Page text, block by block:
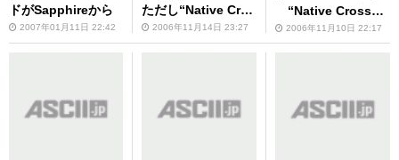
ドがSapphireから
2007年01月11日 22:42
ただし“Native Cros
sFire”用ケーブルは
付属せず
2006年11月14日 23:27
“Native CrossFir
e”用ケーブル1本付
き！
2006年11月10日 22:17